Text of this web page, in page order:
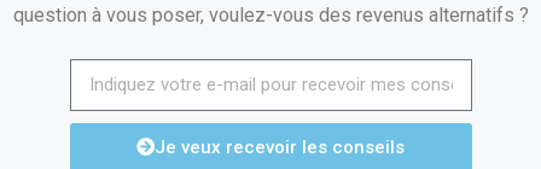
question à vous poser, voulez-vous des revenus alternatifs ?
Je veux recevoir les conseils